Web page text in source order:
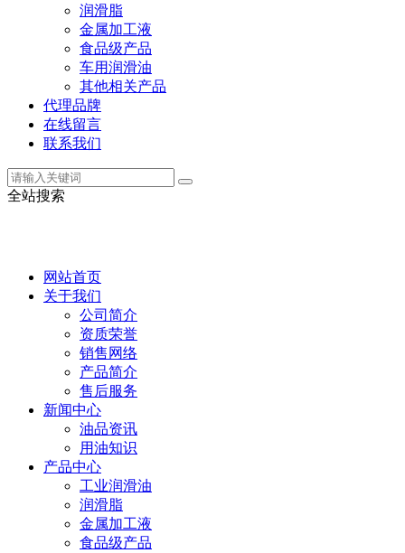
润滑脂
金属加工液
食品级产品
车用润滑油
其他相关产品
代理品牌
在线留言
联系我们
全站搜索
网站首页
关于我们
公司简介
资质荣誉
销售网络
产品简介
售后服务
新闻中心
油品资讯
用油知识
产品中心
工业润滑油
润滑脂
金属加工液
食品级产品